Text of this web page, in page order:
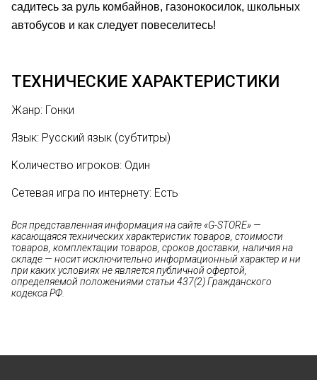
садитесь за руль комбайнов, газонокосилок, школьных
автобусов и как следует повеселитесь!
ТЕХНИЧЕСКИЕ ХАРАКТЕРИСТИКИ
Жанр: Гонки
Язык: Русский язык (субтитры)
Количество игроков: Один
Сетевая игра по интернету: Есть
Вся представленная информация на сайте «G-STORE» —
касающаяся технических характеристик товаров, стоимости
товаров, комплектации товаров, сроков доставки, наличия на
складе — носит исключительно информационный характер и ни
при каких условиях не является публичной офертой,
определяемой положениями статьи 437(2) Гражданского
кодекса РФ.